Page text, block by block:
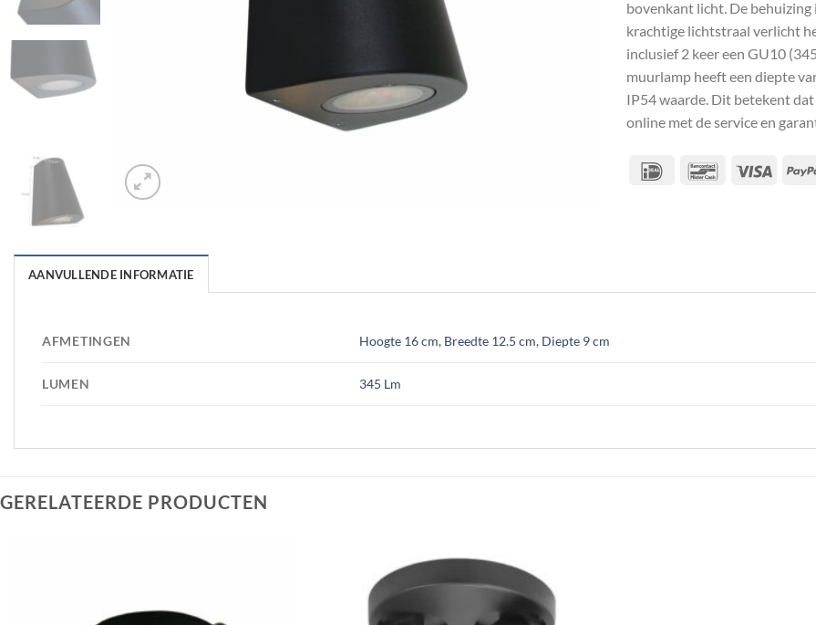
bovenkant licht. De behuizing
krachtige lichtstraal verlicht
inclusief 2 keer een GU10
muurlamp heeft een diepte
IP54 waarde. Dit betekent
online met de service en
IDeal Bancontact
Visa
AANVULLENDE INFORMATIE
AFMETINGEN Hoogte 16 cm, Breedte 12.5 cm, Diepte 9 cm
LUMEN 345 Lm
GERELATEERDE PRODUCTEN
Toevoegen
aan
verlanglijst